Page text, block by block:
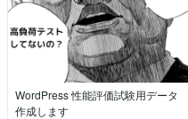
WordPress 性能評価試験用データ
作成します